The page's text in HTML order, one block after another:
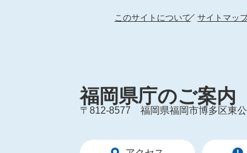
このサイトについて サイトマッ
福岡県庁のご案内
〒812-8577
福岡県福岡市博多区東